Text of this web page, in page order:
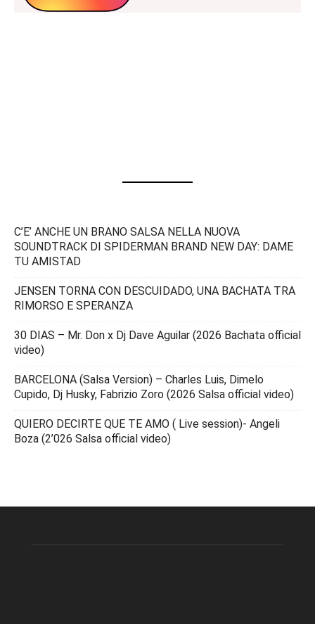
C’E’ ANCHE UN BRANO SALSA NELLA NUOVA
SOUNDTRACK DI SPIDERMAN BRAND NEW DAY: DAME
TU AMISTAD
JENSEN TORNA CON DESCUIDADO, UNA BACHATA TRA
RIMORSO E SPERANZA
30 DIAS – Mr. Don x Dj Dave Aguilar (2026 Bachata official
video)
BARCELONA (Salsa Version) – Charles Luis, Dimelo
Cupido, Dj Husky, Fabrizio Zoro (2026 Salsa official video)
QUIERO DECIRTE QUE TE AMO ( Live session)- Angeli
Boza (2’026 Salsa official video)